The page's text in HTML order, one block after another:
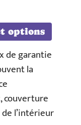
options
de garantie
la
couverture
l’intérieur